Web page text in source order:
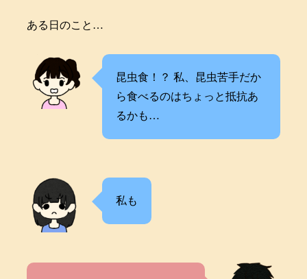
ある日のこと…
昆虫食！？ 私、昆虫苦手だか
ら食べるのはちょっと抵抗あ
るかも…
私も